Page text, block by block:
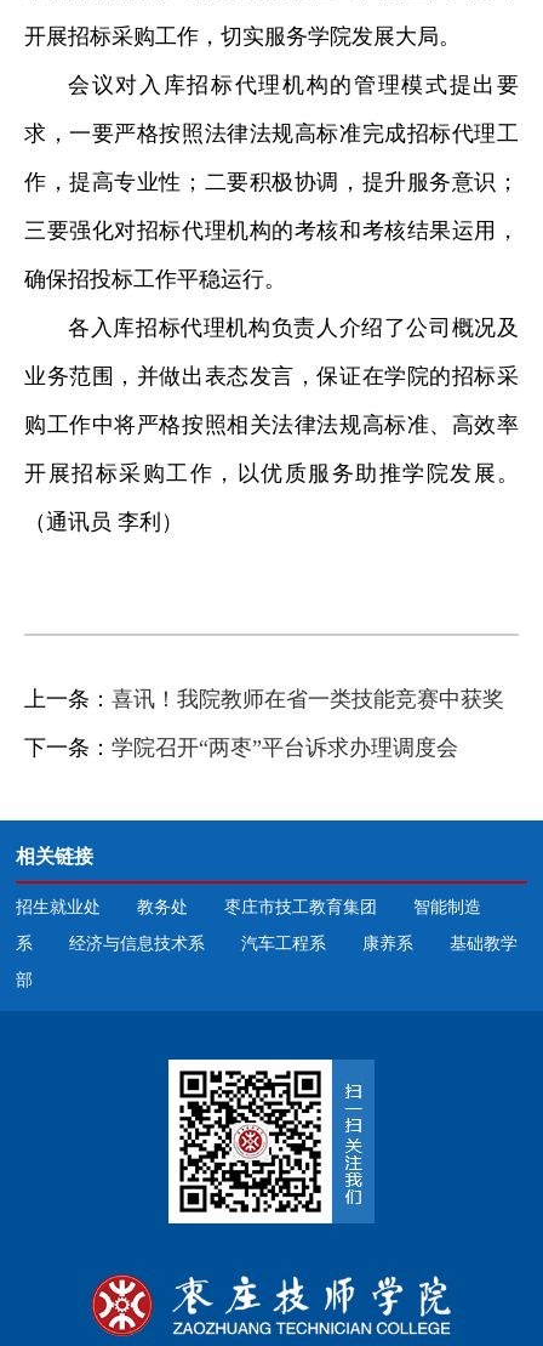
开展招标采购工作，切实服务学院发展大局。
会议对入库招标代理机构的管理模式提出要
求，一要严格按照法律法规高标准完成招标代理工
作，提高专业性；二要积极协调，提升服务意识；
三要强化对招标代理机构的考核和考核结果运用，
确保招投标工作平稳运行。
各入库招标代理机构负责人介绍了公司概况及
业务范围，并做出表态发言，保证在学院的招标采
购工作中将严格按照相关法律法规高标准、高效率
开展招标采购工作，以优质服务助推学院发展。
（通讯员 李利）
上一条： 喜讯！我院教师在省一类技能竞赛中获奖
下一条： 学院召开“两枣”平台诉求办理调度会
相关链接
招生就业处 教务处 枣庄市技工教育集团
智能制造
系
经济与信息技术系 汽车工程系 康养系
基础教学
部